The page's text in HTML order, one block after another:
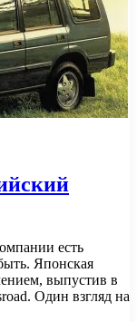
есть
Японская
выпустив в
Один взгляд на